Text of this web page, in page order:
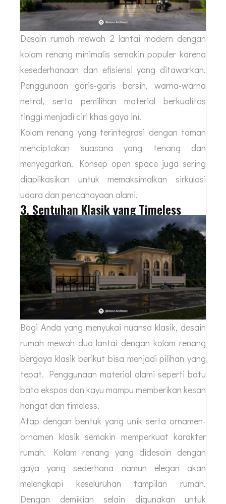
Desain rumah mewah 2 lantai modern dengan
kolam renang minimalis semakin populer karena
kesederhanaan dan efisiensi yang ditawarkan.
Penggunaan garis-garis bersih, warna-warna
netral, serta pemilihan material berkualitas
tinggi menjadi ciri khas gaya ini.
Kolam renang yang terintegrasi dengan taman
menciptakan suasana yang tenang dan
menyegarkan. Konsep open space juga sering
diaplikasikan untuk memaksimalkan sirkulasi
udara dan pencahayaan alami.
3. Sentuhan Klasik yang Timeless
Bagi Anda yang menyukai nuansa klasik, desain
rumah mewah dua lantai dengan kolam renang
bergaya klasik berikut bisa menjadi pilihan yang
tepat. Penggunaan material alami seperti batu
bata ekspos dan kayu mampu memberikan kesan
hangat dan timeless.
Atap dengan bentuk yang unik serta ornamen-
ornamen klasik semakin memperkuat karakter
rumah. Kolam renang yang didesain dengan
gaya yang sederhana namun elegan akan
melengkapi keseluruhan tampilan rumah.
Dengan demikian selain digunakan untuk